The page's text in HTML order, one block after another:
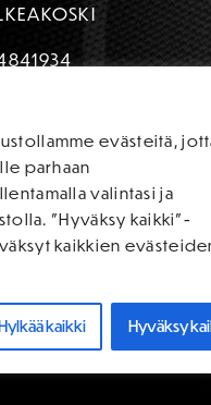
evästeitä,
parhaan
valintasi ja
"Hyväksy kaikki"-
kaikkien
kaikki Hyväksy